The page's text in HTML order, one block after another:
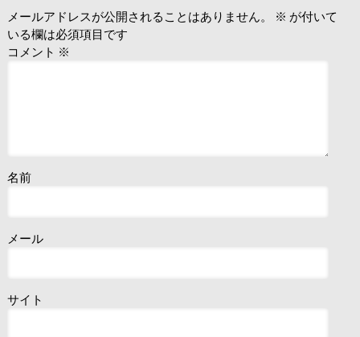
メールアドレスが公開されることはありません。 ※ が付いて
いる欄は必須項目です
コメント ※
名前
メール
サイト